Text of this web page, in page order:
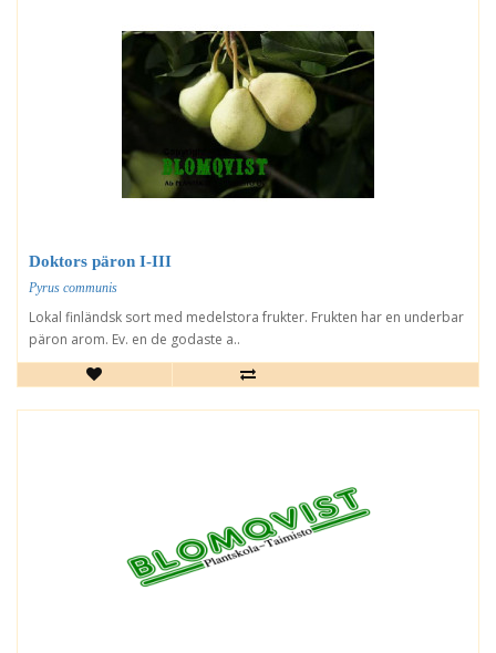
Doktors päron I-III
Pyrus communis
Lokal finländsk sort med medelstora frukter. Frukten har en underbar
päron arom. Ev. en de godaste a..